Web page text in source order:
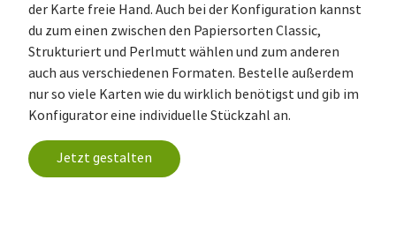
der Karte freie Hand. Auch bei der Konfiguration kannst
du zum einen zwischen den Papiersorten Classic,
Strukturiert und Perlmutt wählen und zum anderen
auch aus verschiedenen Formaten. Bestelle außerdem
nur so viele Karten wie du wirklich benötigst und gib im
Konfigurator eine individuelle Stückzahl an.
Jetzt gestalten